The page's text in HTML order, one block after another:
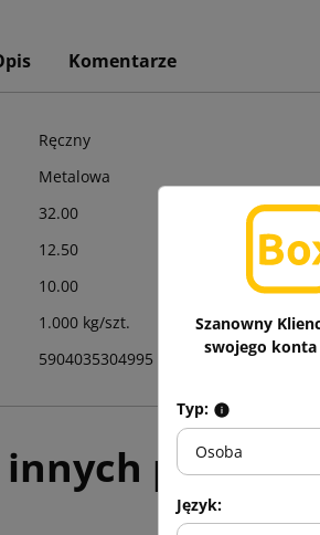
Komentarze
Ręczny
Metalowa
32.00
12.50
10.00
1.000 kg/szt.
5904035304995
innych
Szanowny
swojego konta
Typ:
Osoba
Język: